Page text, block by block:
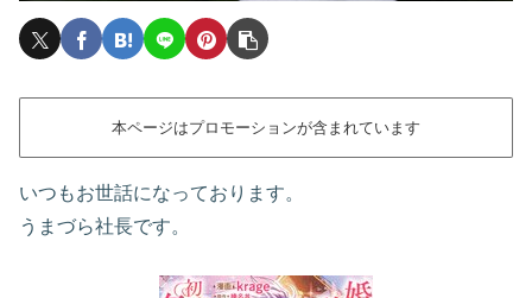
本ページはプロモーションが含まれています
いつもお世話になっております。
うまづら社長です。